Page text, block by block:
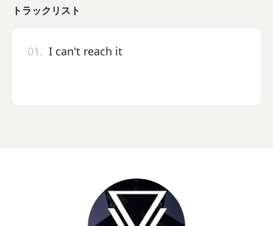
トラックリスト
01. I can't reach it